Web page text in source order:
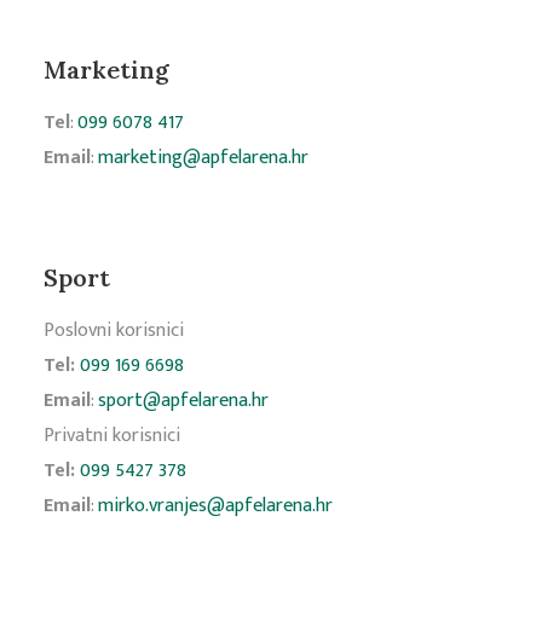
Marketing
Tel:099 6078 417
Email:marketing@apfelarena.hr
Sport
Poslovni korisnici
Tel:099 169 6698
Email:sport@apfelarena.hr
Privatni korisnici
Tel:099 5427 378
Email:mirko.vranjes@apfelarena.hr